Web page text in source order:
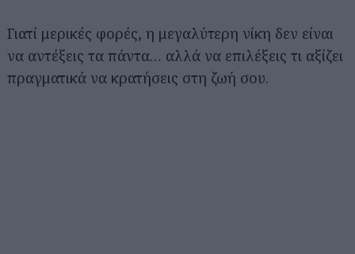
Γιατί μερικές φορές, η μεγαλύτερη νίκη δεν είναι
να αντέξεις τα πάντα… αλλά να επιλέξεις τι αξίζει
πραγματικά να κρατήσεις στη ζωή σου.